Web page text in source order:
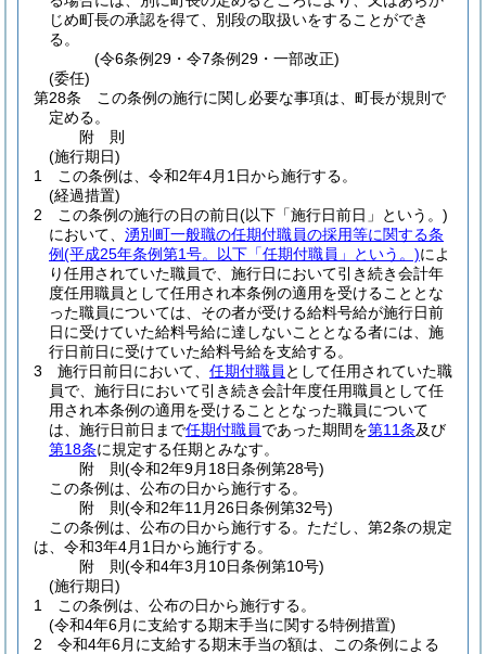
じめ町長の承認を得て、別段の取扱いをすることができ
る。
(令6条例29・令7条例29・一部改正)
(委任)
第28条
この条例の施行に関し必要な事項は、町長が規則で
定める。
附 則
(施行期日)
1
この条例は、令和2年4月1日から施行する。
(経過措置)
2
この条例の施行の日の前日(以下「施行日前日」という。)
において、 湧別町一般職の任期付職員の採用等に関する条
例(平成25年条例第1号。以下「任期付職員」という。)によ
り任用されていた職員で、施行日において引き続き会計年
度任用職員として任用され本条例の適用を受けることとな
った職員については、その者が受ける給料号給が施行日前
日に受けていた給料号給に達しないこととなる者には、施
行日前日に受けていた給料号給を支給する。
3
施行日前日において、 任期付職員 として任用されていた職
員で、施行日において引き続き会計年度任用職員として任
用され本条例の適用を受けることとなった職員について
は、施行日前日まで任期付職員であった期間を第11条及び
第18条に規定する任期とみなす。
附 則(令和2年9月18日条例第28号)
この条例は、公布の日から施行する。
附 則(令和2年11月26日条例第32号)
この条例は、公布の日から施行する。 ただし、第2条の規定
は、令和3年4月1日から施行する。
附 則(令和4年3月10日条例第10号)
(施行期日)
1
この条例は、公布の日から施行する。
(令和4年6月に支給する期末手当に関する特例措置)
2
令和4年6月に支給する期末手当の額は、この条例による